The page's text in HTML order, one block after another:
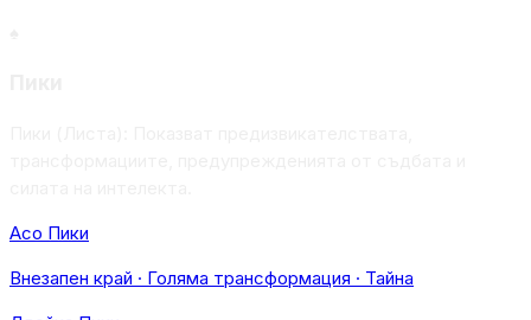
Асо Пики
Внезапен край · Голяма трансформация · Тайна